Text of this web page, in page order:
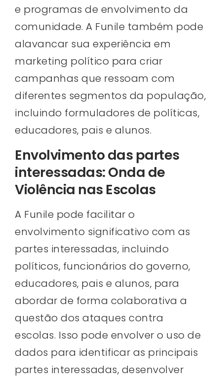
e programas de envolvimento da
comunidade. A Funile também pode
alavancar sua experiência em
marketing político para criar
campanhas que ressoam com
diferentes segmentos da população,
incluindo formuladores de políticas,
educadores, pais e alunos.
Envolvimento das partes
interessadas: Onda de
Violência nas Escolas
A Funile pode facilitar o
envolvimento significativo com as
partes interessadas, incluindo
políticos, funcionários do governo,
educadores, pais e alunos, para
abordar de forma colaborativa a
questão dos ataques contra
escolas. Isso pode envolver o uso de
dados para identificar as principais
partes interessadas, desenvolver